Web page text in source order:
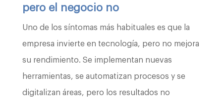
pero el negocio no
Uno de los síntomas más habituales es que la
empresa invierte en tecnología, pero no mejora
su rendimiento. Se implementan nuevas
herramientas, se automatizan procesos y se
digitalizan áreas, pero los resultados no